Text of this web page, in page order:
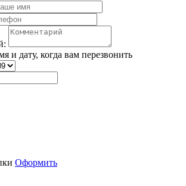
и дату, когда вам перезвонить
Оформить